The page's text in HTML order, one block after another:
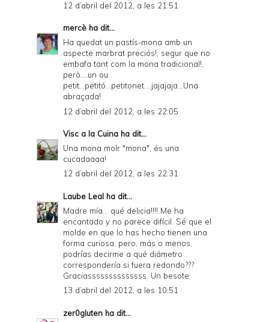
12 d’abril del 2012, a les 21:51
mercè ha dit...
Ha quedat un pastís-mona amb un
aspecte marbrat preciós!, segur que no
embafa tant com la mona tradicional!,
però....un ou
petit...petitó...petitonet....jajajaja...Una
abraçada!
12 d’abril del 2012, a les 22:05
Visc a la Cuina ha dit...
Una mona molr "mona", és una
cucadaaaa!
12 d’abril del 2012, a les 22:31
Laube Leal ha dit...
Madre mía... qué delicia!!!! Me ha
encantado y no parece difícil. Sé que el
molde en que lo has hecho tienen una
forma curiosa, pero, más o menos,
podrías decirme a qué diámetro
correspondería si fuera redondo???
Graciassssssssssssss. Un besote
13 d’abril del 2012, a les 10:51
zer0gluten ha dit...